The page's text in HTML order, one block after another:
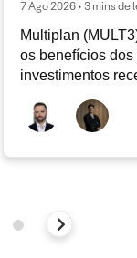
7 Ago 2026 • 3 mins de
Multiplan
os benefícios dos
investimentos